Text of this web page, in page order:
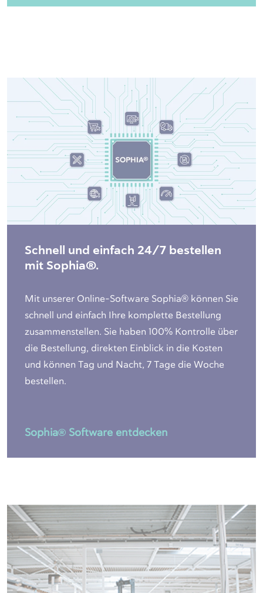
Schnell und einfach 24/7 bestellen
mit Sophia®.
Mit unserer Online-Software Sophia® können Sie
schnell und einfach Ihre komplette Bestellung
zusammenstellen. Sie haben 100% Kontrolle über
die Bestellung, direkten Einblick in die Kosten
und können Tag und Nacht, 7 Tage die Woche
bestellen.
Sophia® Software entdecken